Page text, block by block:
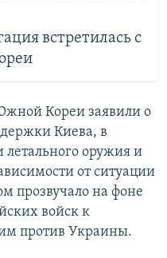
встретилась с
Кореи заявили о
Киева, в
летального оружия и
от ситуации
прозвучало на фоне
войск к
против Украины.